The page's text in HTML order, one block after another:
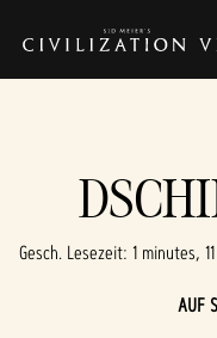
Gesch. Lesezeit 1 minutes,
AUF